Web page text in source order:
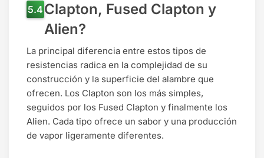
Clapton, Fused Clapton y
Alien?
La principal diferencia entre estos tipos de
resistencias radica en la complejidad de su
construcción y la superficie del alambre que
ofrecen. Los Clapton son los más simples,
seguidos por los Fused Clapton y finalmente los
Alien. Cada tipo ofrece un sabor y una producción
de vapor ligeramente diferentes.